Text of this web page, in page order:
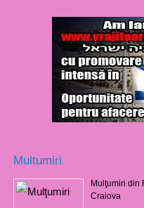
Multumiri
Mulţumiri din
Craiova